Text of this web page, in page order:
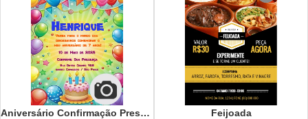
Aniversário Confirmação Presença Feijoada